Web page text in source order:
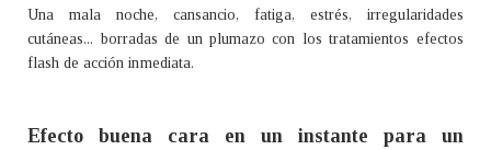
Una mala noche, cansancio, fatiga, estrés, irregularidades
cutáneas... borradas de un plumazo con los tratamientos efectos
flash de acción inmediata.
Efecto buena cara en un instante para un